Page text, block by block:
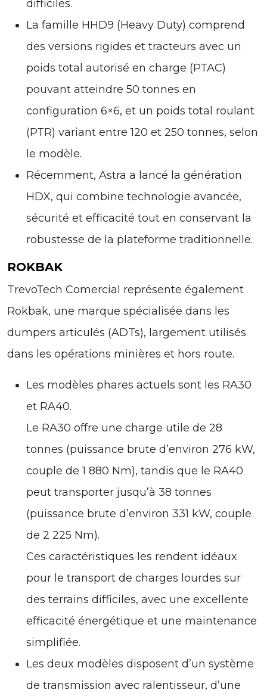
difficiles.
La famille HHD9 (Heavy Duty) comprend
des versions rigides et tracteurs avec un
poids total autorisé en charge (PTAC)
pouvant atteindre 50 tonnes en
configuration 6×6, et un poids total roulant
(PTR) variant entre 120 et 250 tonnes, selon
le modèle.
Récemment, Astra a lancé la génération
HDX, qui combine technologie avancée,
sécurité et efficacité tout en conservant la
robustesse de la plateforme traditionnelle.
ROKBAK
TrevoTech Comercial représente également
Rokbak, une marque spécialisée dans les
dumpers articulés (ADTs), largement utilisés
dans les opérations minières et hors route.
Les modèles phares actuels sont les RA30
et RA40.
Le RA30 offre une charge utile de 28
tonnes (puissance brute d’environ 276 kW,
couple de 1 880 Nm), tandis que le RA40
peut transporter jusqu’à 38 tonnes
(puissance brute d’environ 331 kW, couple
de 2 225 Nm).
Ces caractéristiques les rendent idéaux
pour le transport de charges lourdes sur
des terrains difficiles, avec une excellente
efficacité énergétique et une maintenance
simplifiée.
Les deux modèles disposent d’un système
de transmission avec ralentisseur, d’une